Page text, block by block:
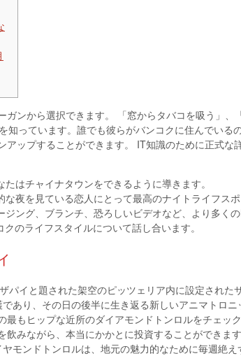
ンから選択できます。 「窓からタバコを吸う」、
知っています。誰でも彼らがバンコクに住んでい
ップすることができます。 IT知識のために正式な
はチャイナタウンをできるように導きます。
夜を見ている恋人にとって最高のナイトライフス
ング、ブランチ、恐ろしいビデオなど、より多く
のライフスタイルについて話し合います。
パイと題された架空のピッツェリア内に設定され
あり、その日の後半に生き返る新しいアニマトロ
もヒップな近所のダイアモンドトンロルをチェッ
みながら、本当にかかとに投資することができ
モンドトンロルは、地元の魅力的なために毎週絶え